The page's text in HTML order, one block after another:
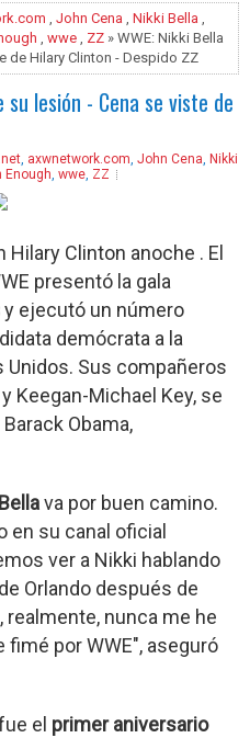
, John Cena , Nikki Bella ,
, wwe , ZZ » WWE: Nikki Bella
de Hilary Clinton - Despido ZZ
su lesión - Cena se viste de
, axwnetwork.com, John Cena, Nikki
Enough, wwe, ZZ
Clinton anoche . El
presentó la gala
y ejecutó un número
demócrata a la
Sus compañeros
Keegan-Michael Key, se
Obama,
va por buen camino.
en su canal oficial
ver a Nikki hablando
de Orlando después de
realmente, nunca me he
por WWE", aseguró
el primer aniversario